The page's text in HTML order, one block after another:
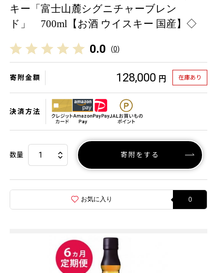
キー「富士山麓シグニチャーブレン
ド」 700ml【お酒 ウイスキー 国産】◇
0.0 (0)
寄附金額 128,000 円 在庫あり
決済方法
数量 寄附をする
お気に入り 0